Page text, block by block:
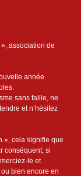
», association de
année
sans faille, ne
et n’hésitez
», cela signifie que
conséquent, si
le et
bien encore en